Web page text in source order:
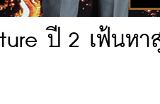
ปี 2 เฟ้นห